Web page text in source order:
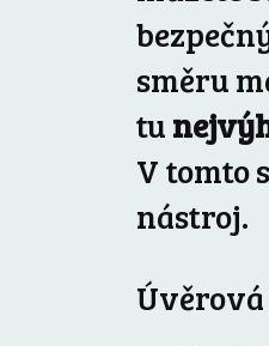
směru
tu
V tomto
nástroj.